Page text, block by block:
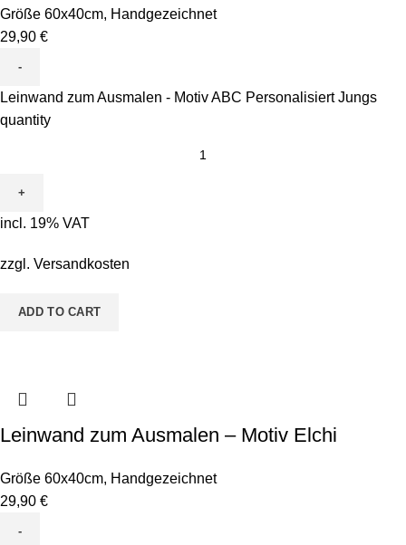
Größe 60x40cm, Handgezeichnet
29,90 €
Leinwand zum Ausmalen - Motiv ABC Personalisiert Jungs
quantity
incl. 19% VAT
zzgl. Versandkosten
ADD TO CART
Leinwand zum Ausmalen – Motiv Elchi
Größe 60x40cm, Handgezeichnet
29,90 €